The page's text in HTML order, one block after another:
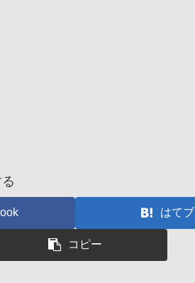
はてブ
コピー